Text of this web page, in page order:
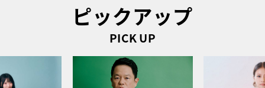
ピックアップ
PICK UP